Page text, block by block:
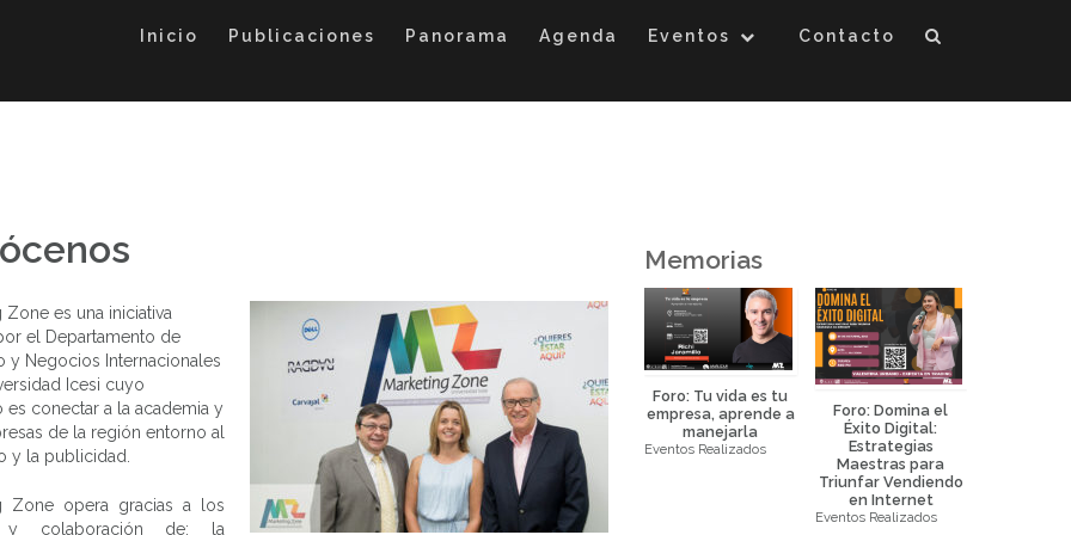
Inicio Publicaciones Panorama Agenda Eventos Contacto
Zone es una iniciativa
el Departamento de
y Negocios Internacionales
Icesi cuyo
es conectar a la academia y
de la región entorno al
y la publicidad.
Zone opera gracias a los
y colaboración de: la
Memorias
Foro: Identidad
Empresarial, El
branding define tu
futuro en los
negocios
Eventos Realizados
Foro: Neurociencia
aplicada al
marketing y
behavioral science
Foro: Tu vida es tu
empresa, aprende a
manejarla
Eventos Realizados
Foro: Domina el
Éxito Digital:
Estrategias
Maestras para
Triunfar Vendiendo
en Internet
Eventos Realizados